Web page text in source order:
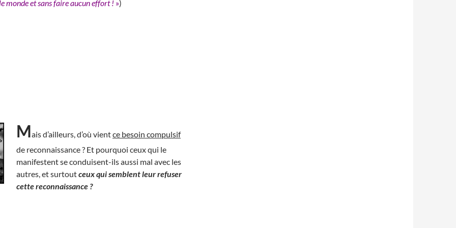
monde et sans faire aucun effort ! »)
Mais d’ailleurs, d’où vientce besoin compulsif
de reconnaissance ? Et pourquoi ceux qui le
manifestent se conduisent-ils aussi mal avec les
autres, et surtoutceux qui semblent leur refuser
cette reconnaissance ?